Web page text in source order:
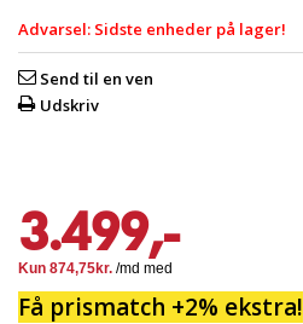
Advarsel: Sidste enheder på lager!
Send til en ven
Udskriv
3.499,-
Få prismatch +2% ekstra!